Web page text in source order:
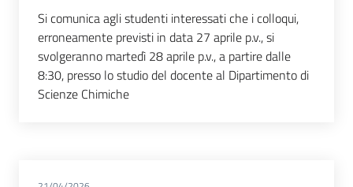
Si comunica agli studenti interessati che i colloqui,
erroneamente previsti in data 27 aprile p.v., si
svolgeranno martedì 28 aprile p.v., a partire dalle
8:30, presso lo studio del docente al Dipartimento di
Scienze Chimiche